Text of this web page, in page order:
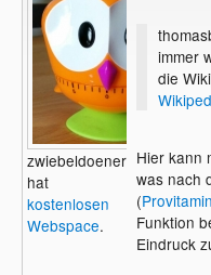
zwiebeldoener
hat
kostenlosen
Webspace.
immer
die
Hier kann
was nach
(Provitamin
Funktion
Eindruck